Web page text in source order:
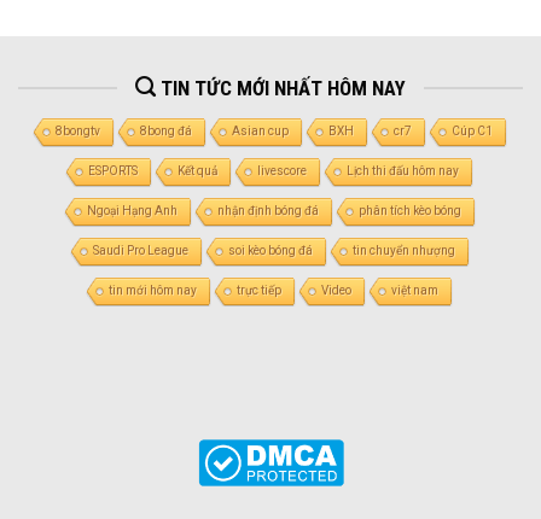
TIN TỨC MỚI NHẤT HÔM NAY
8bongtv 8bong đá Asian cup BXH cr7 Cúp C1
ESPORTS Kết quả livescore Lịch thi đấu hôm nay
Ngoại Hạng Anh nhận định bóng đá phân tích kèo bóng
Saudi Pro League soi kèo bóng đá tin chuyển nhượng
tin mới hôm nay trực tiếp Video việt nam